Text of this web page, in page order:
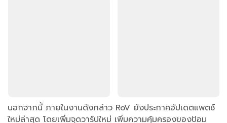
นอกจากนี้ ภายในงานดังกล่าว RoV ยังประกาศอัปเดตแพตช์
ใหม่ล่าสุด โดยเพิ่มจุดวาร์ปใหม่ เพิ่มความคุ้มครองของป้อม